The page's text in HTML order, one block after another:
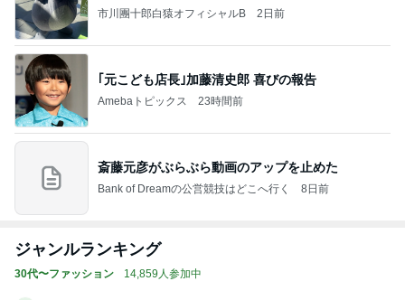
市川團十郎白猿オフィシャルB 2日前
｢元こども店長｣加藤清史郎 喜びの報告
Amebaトピックス 23時間前
斎藤元彦がぶらぶら動画のアップを止めた
Bank of Dreamの公営競技はどこへ行く 8日前
ジャンルランキング
30代〜ファッション 14,859人参加中